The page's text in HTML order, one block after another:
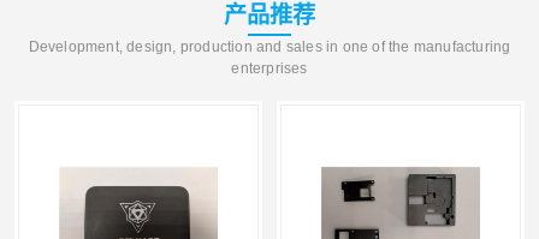
产品推荐
Development, design, production and sales in one of the manufacturing
enterprises